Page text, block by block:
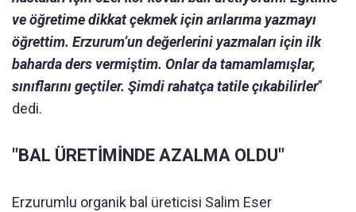
ve öğretime dikkat çekmek için arılarıma yazmayı
öğrettim. Erzurum’un değerlerini yazmaları için ilk
baharda ders vermiştim. Onlar da tamamlamışlar,
sınıflarını geçtiler. Şimdi rahatça tatile çıkabilirler”
dedi.
"BAL ÜRETİMİNDE AZALMA OLDU"
Erzurumlu organik bal üreticisi Salim Eser